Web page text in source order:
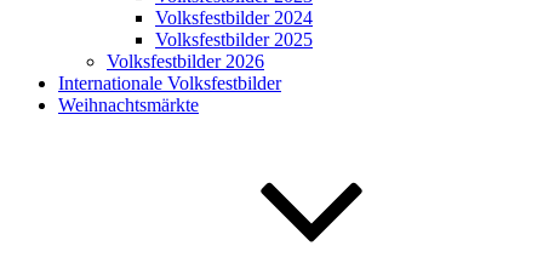
Volksfestbilder 2024
Volksfestbilder 2025
Volksfestbilder 2026
Internationale Volksfestbilder
Weihnachtsmärkte